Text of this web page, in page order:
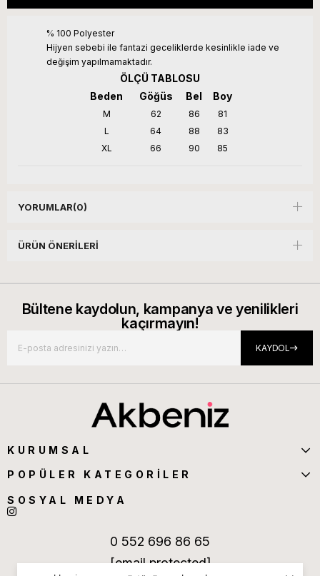
% 100 Polyester
Hijyen sebebi ile fantazi geceliklerde kesinlikle iade ve
değişim yapılmamaktadır.
ÖLÇÜ TABLOSU
Beden
Göğüs Bel Boy
M 62 86
81
L
64 88
83
XL
66 90 85
YORUMLAR(0)
ÜRÜN ÖNERILERI
Bültene kaydolun, kampanya ve yenilikleri
kaçırmayın!
KAYDOL
KURUMSAL
POPÜLER KATEGORİLER
SOSYAL MEDYA
0 552 696 86 65
[email protected]